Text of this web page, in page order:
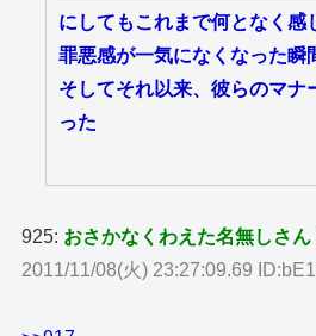
にしてもこれまで何となく感
罪悪感が一気になくなった瞬
そしてそれ以来、彼らのマナ
った
925: おさかなくわえた名無しさん
2011/11/08(火) 23:27:09.69